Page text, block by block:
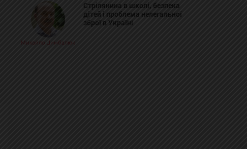
Михайло Цимбалюк
Стрілянина в школі, безпека
дітей і проблема нелегальної
зброї в Україні